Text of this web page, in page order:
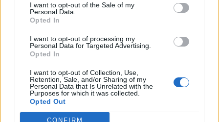
I want to opt-out of the Sale of my
Personal Data.
Opted In
I want to opt-out of processing my
Personal Data for Targeted Advertising.
Opted In
I want to opt-out of Collection, Use,
Retention, Sale, and/or Sharing of my
Personal Data that Is Unrelated with the
Purposes for which it was collected.
Opted Out
CONFIRM
Előfizetés
MÁR ELŐFIZETŐNK VAGY?BEJELENTKEZÉS